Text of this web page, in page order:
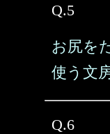
Q.5
お尻を
使う文
Q.6